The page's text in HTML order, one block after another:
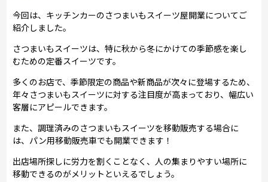
今回は、キッチンカーのさつまいもスイーツ屋開業についてご
紹介しました。
さつまいもスイーツは、特に秋から冬にかけての季節感を楽し
むための定番スイーツです。
多くのお店で、季節限定の商品や新商品が次々に登場するため、
年々さつまいもスイーツに対する注目度が高まっており、幅広い
客層にアピールできます。
また、調理済みのさつまいもスイーツを移動販売する場合に
は、パン用移動販売車でも開業できます！
出店場所探しに労力を割くことなく、人の集まりやすい場所に
移動できるのがメリットといえるでしょう。